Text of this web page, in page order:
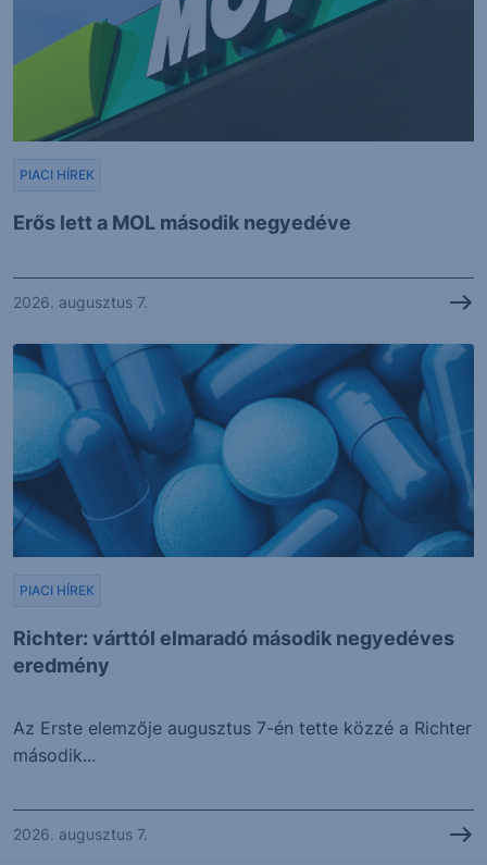
Erős lett a MOL második negyedéve
PIACI HÍREK
2026. augusztus 7.
Richter: várttól elmaradó második negyedéves
eredmény
PIACI HÍREK
Az Erste elemzője augusztus 7-én tette közzé a Richter
második...
2026. augusztus 7.